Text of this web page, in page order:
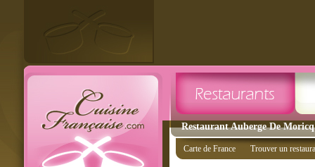
Restaurant Auberge De
Carte de France Trouver un